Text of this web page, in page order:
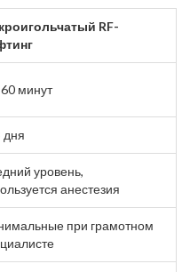
не будет в "корках".
RF-
минут
дня
уровень,
анестезия
при грамотном